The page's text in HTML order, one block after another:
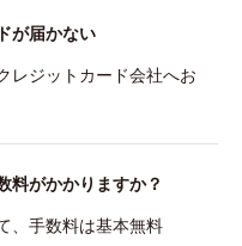
が届かない
レジットカード会社へお
料がかかりますか？
、手数料は基本無料